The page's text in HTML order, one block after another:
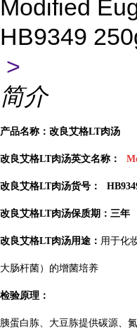
Modified
HB9349
>
简介
产品名称：改良艾格LT肉汤
改良艾格LT肉汤英文名称：
改良艾格LT肉汤货号：
改良艾格LT肉汤保质期：三年
改良艾格LT肉汤用途： 用于化
大肠杆菌）的增菌培养
检验原理：
胰蛋白胨、大豆胨提供碳源、